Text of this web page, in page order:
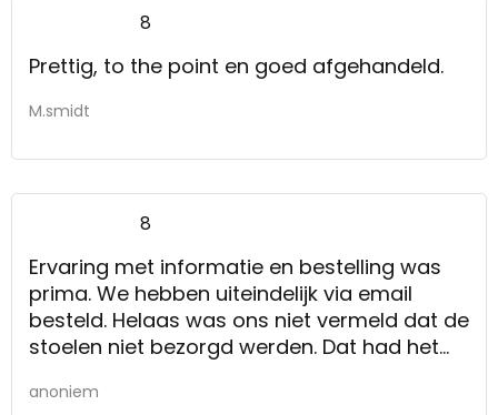
8
Prettig, to the point en goed afgehandeld.
M.smidt
8
Ervaring met informatie en bestelling was
prima. We hebben uiteindelijk via email
besteld. Helaas was ons niet vermeld dat de
stoelen niet bezorgd werden. Dat had het
konden we uiteindelijk toch nog een
anoniem